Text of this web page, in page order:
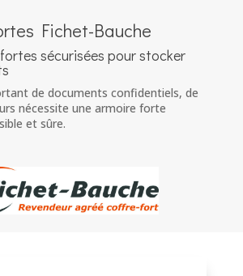
Fichet-Bauche
sécurisées pour stocker
de documents confidentiels, de
nécessite une armoire forte
et sûre.